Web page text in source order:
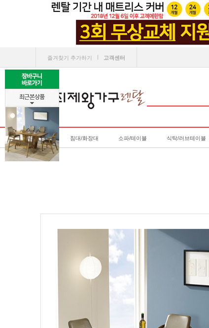
즐겨찾기 추가하기 ㅣ 고객센터
침대/화장대 소파/테이블 식탁/러브테이블